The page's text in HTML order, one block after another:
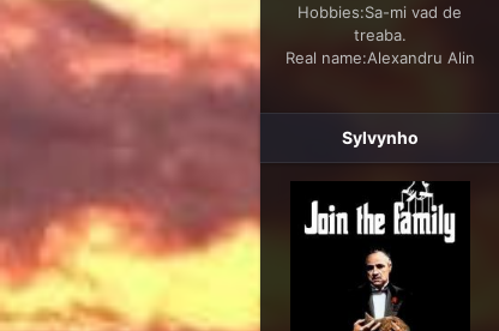
Hobbies:Sa-mi vad de
treaba.
Real name:Alexandru Alin
Sylvynho